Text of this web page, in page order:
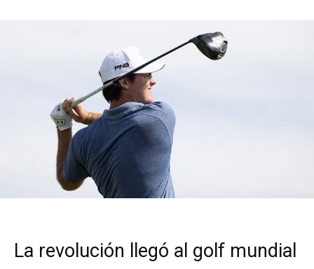
La revolución llegó al golf mundial